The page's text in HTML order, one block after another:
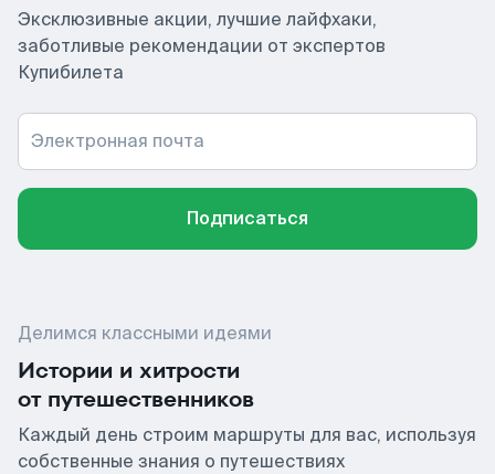
Эксклюзивные акции, лучшие лайфхаки,
заботливые рекомендации от экспертов
Купибилета
Электронная почта
Подписаться
Делимся классными идеями
Истории и хитрости
от путешественников
Каждый день строим маршруты для вас, используя
собственные знания о путешествиях